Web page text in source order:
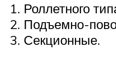
Роллетного
Подъемно-
Секционные.